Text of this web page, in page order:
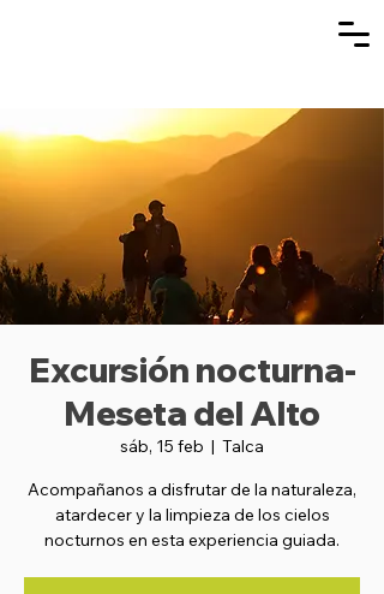
Excursión nocturna-
Meseta del Alto
sáb, 15 feb
  |
Talca
Acompañanos a disfrutar de la naturaleza,
atardecer y la limpieza de los cielos
nocturnos en esta experiencia guiada.